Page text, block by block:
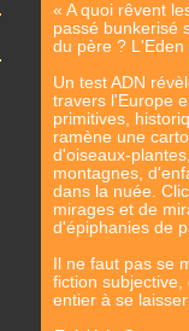
« A quoi rêvent
passé bunkerisé
du père ?
Un test ADN
travers l'Europe
primitives,
ramène une
d'oiseaux-
montagnes,
dans la nuée.
mirages et de
d'épiphanies de
Il ne faut pas se
fiction
entier à se